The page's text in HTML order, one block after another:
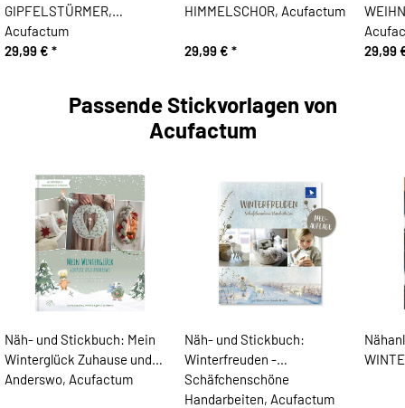
GIPFELSTÜRMER,
Acufactum
29,99 € *
HIMMELSCHOR, Acufactum
29,99 € *
29,99
Passende Stickvorlagen von
Acufactum
Näh- und Stickbuch: Mein
Winterglück Zuhause und
Anderswo, Acufactum
Näh- und Stickbuch:
Winterfreuden -
Schäfchenschöne
Handarbeiten, Acufactum